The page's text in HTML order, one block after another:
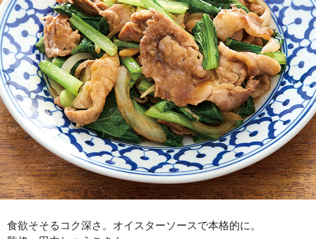
食欲そそるコク深さ。オイスターソースで本格的に。